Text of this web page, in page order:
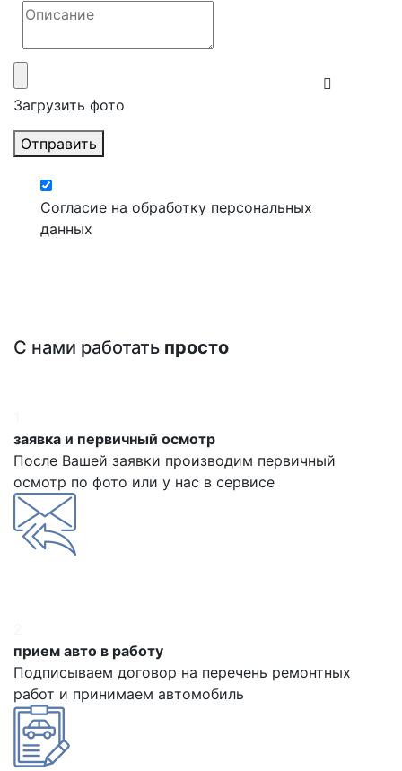
Загрузить фото
Отправить
Согласие на обработку персональных
данных
С нами работать просто
заявка и первичный осмотр
После Вашей заявки производим первичный
осмотр по фото или у нас в сервисе
прием авто в работу
Подписываем договор на перечень ремонтных
работ и принимаем автомобиль